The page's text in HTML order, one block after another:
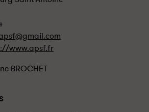
www.apsf.fr
BROCHET